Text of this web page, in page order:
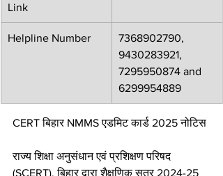
Link
Helpline Number
7368902790,
9430283921,
7295950874 and
6299954889
CERT बिहार NMMS एडमिट कार्ड 2025 नोटिस
राज्य शिक्षा अनुसंधान एवं प्रशिक्षण परिषद
(SCERT), बिहार द्वारा शैक्षणिक सत्र 2024-25